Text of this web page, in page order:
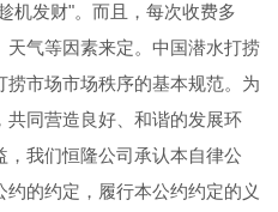
机发财"。而且，每次收费多
气等因素来定。中国潜水打捞
市场市场秩序的基本规范。为
共同营造良好、和谐的发展环
我们恒隆公司承认本自律公
的约定，履行本公约约定的义